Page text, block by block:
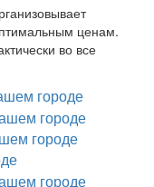
ценам.
во все